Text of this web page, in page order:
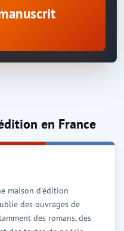
en France
maison d'édition
des ouvrages de
des romans, des